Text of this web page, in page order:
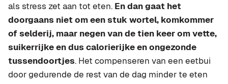
als stress zet aan tot eten. En dan gaat het
doorgaans niet om een stuk wortel, komkommer
of selderij, maar negen van de tien keer om vette,
suikerrijke en dus calorierijke en ongezonde
tussendoortjes. Het compenseren van een eetbui
door gedurende de rest van de dag minder te eten